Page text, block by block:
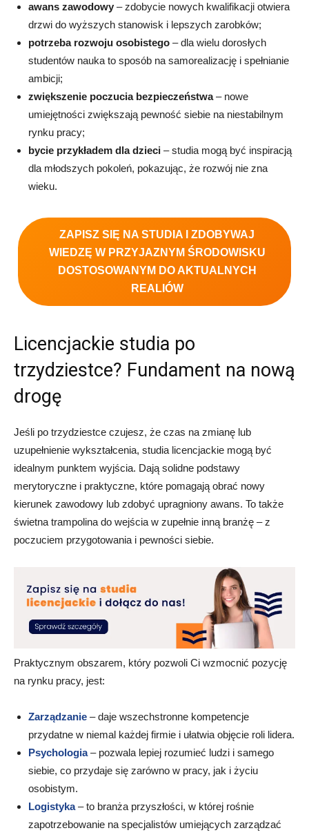
awans zawodowy – zdobycie nowych kwalifikacji otwiera
drzwi do wyższych stanowisk i lepszych zarobków;
potrzeba rozwoju osobistego – dla wielu dorosłych
studentów nauka to sposób na samorealizację i spełnianie
ambicji;
zwiększenie poczucia bezpieczeństwa– nowe
umiejętności zwiększają pewność siebie na niestabilnym
rynku pracy;
bycie przykładem dla dzieci – studia mogą być inspiracją
dla młodszych pokoleń, pokazując, że rozwój nie zna
wieku.
ZAPISZ SIĘ NA STUDIA I ZDOBYWAJ
WIEDZĘ W PRZYJAZNYM ŚRODOWISKU
DOSTOSOWANYM DO AKTUALNYCH
REALIÓW
Licencjackie studia po
trzydziestce? Fundament na nową
drogę
Jeśli po trzydziestce czujesz, że czas na zmianę lub
uzupełnienie wykształcenia, studia licencjackie mogą być
idealnym punktem wyjścia. Dają solidne podstawy
merytoryczne i praktyczne, które pomagają obrać nowy
kierunek zawodowy lub zdobyć upragniony awans. To także
świetna trampolina do wejścia w zupełnie inną branżę – z
poczuciem przygotowania i pewności siebie.
Praktycznym obszarem, który pozwoli Ci wzmocnić pozycję
na rynku pracy, jest:
Zarządzanie – daje wszechstronne kompetencje
przydatne w niemal każdej firmie i ułatwia objęcie roli lidera.
Psychologia– pozwala lepiej rozumieć ludzi i samego
siebie, co przydaje się zarówno w pracy, jak i życiu
osobistym.
Logistyka– to branża przyszłości, w której rośnie
zapotrzebowanie na specjalistów umiejących zarządzać